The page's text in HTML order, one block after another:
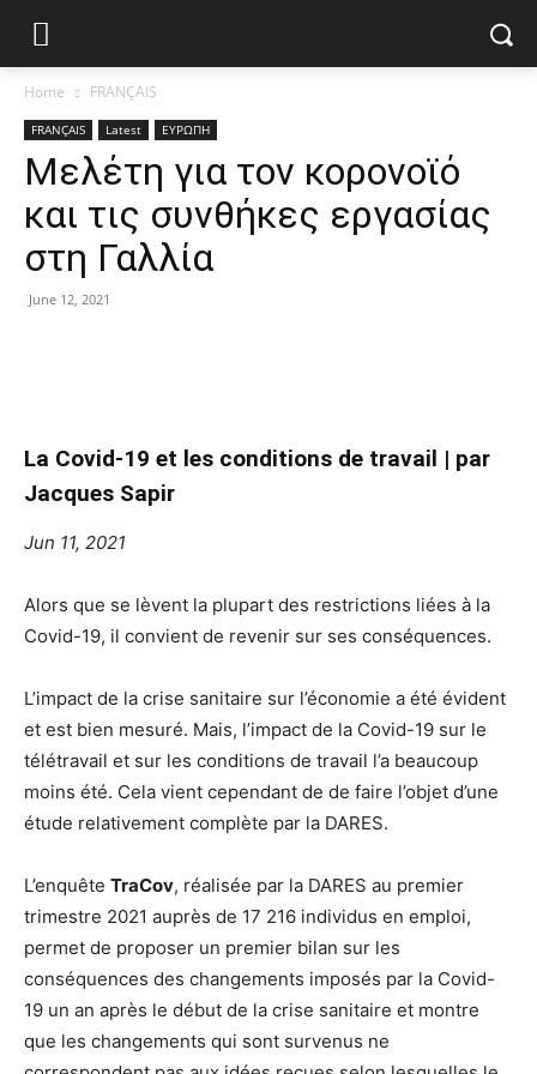
Home FRANÇAIS
FRANÇAIS Latest ΕΥΡΩΠΗ
Μελέτη για τον κορονοϊό
και τις συνθήκες εργασίας
στη Γαλλία
June 12, 2021
La Covid-19 et les conditions de travail | par
Jacques Sapir
Jun 11, 2021
Alors que se lèvent la plupart des restrictions liées à la
Covid-19, il convient de revenir sur ses conséquences.
L’impact de la crise sanitaire sur l’économie a été évident
et est bien mesuré. Mais, l’impact de la Covid-19 sur le
télétravail et sur les conditions de travail l’a beaucoup
moins été. Cela vient cependant de de faire l’objet d’une
étude relativement complète par la DARES.
L’enquête TraCov, réalisée par la DARES au premier
trimestre 2021 auprès de 17 216 individus en emploi,
permet de proposer un premier bilan sur les
conséquences des changements imposés par la Covid-
19 un an après le début de la crise sanitaire et montre
que les changements qui sont survenus ne